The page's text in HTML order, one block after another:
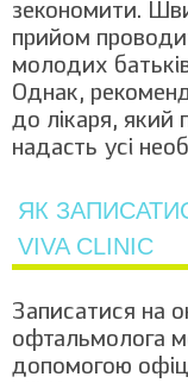
зекономити.
прийом
молодих
Однак,
до лікаря, який
надасть усі
ЯК
VIVA CLINIC
Записатися на
офтальмолога
допомогою